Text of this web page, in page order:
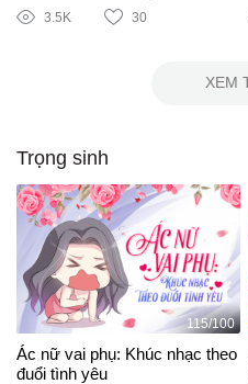
3.5K 30
XEM
Trọng sinh
115/100
Ác nữ vai phụ: Khúc nhạc theo
đuổi tình yêu